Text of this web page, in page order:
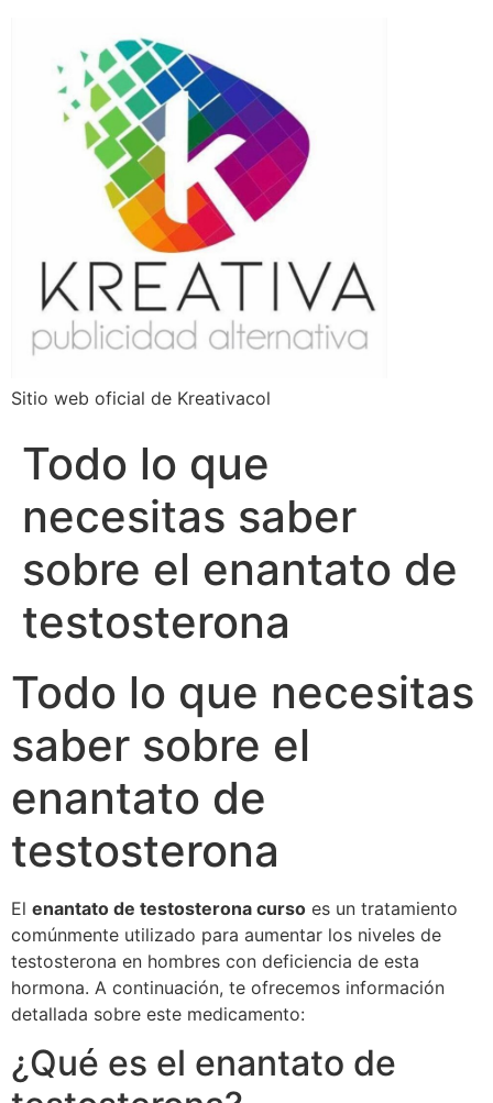
Sitio web oficial de Kreativacol
Todo lo que
necesitas saber
sobre el enantato de
testosterona
Todo lo que necesitas
saber sobre el
enantato de
testosterona
El enantato de testosterona curso es un tratamiento
comúnmente utilizado para aumentar los niveles de
testosterona en hombres con deficiencia de esta
hormona. A continuación, te ofrecemos información
detallada sobre este medicamento:
¿Qué es el enantato de